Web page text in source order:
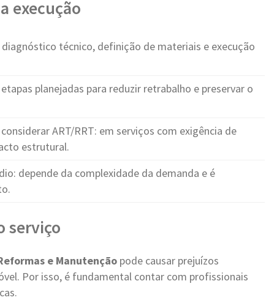
execução
técnico, definição de materiais e execução
planejadas para reduzir retrabalho e preservar o
ART/RRT: em serviços com exigência de
estrutural.
depende da complexidade da demanda e é
serviço
e Manutenção pode causar prejuízos
Por isso, é fundamental contar com profissionais